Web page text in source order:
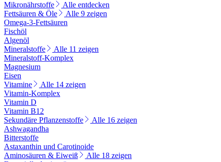
Mikronährstoffe
Alle entdecken
Fettsäuren & Öle
Alle 9 zeigen
Omega-3-Fettsäuren
Fischöl
Algenöl
Mineralstoffe
Alle 11 zeigen
Mineralstoff-Komplex
Magnesium
Eisen
Vitamine
Alle 14 zeigen
Vitamin-Komplex
Vitamin D
Vitamin B12
Sekundäre Pflanzenstoffe
Alle 16 zeigen
Ashwagandha
Bitterstoffe
Astaxanthin und Carotinoide
Aminosäuren & Eiweiß
Alle 18 zeigen